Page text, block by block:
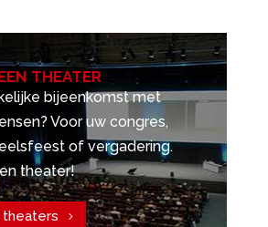
THEATER
bijeenkomst met
Voor uw congres,
of vergadering.
theater!
theaters